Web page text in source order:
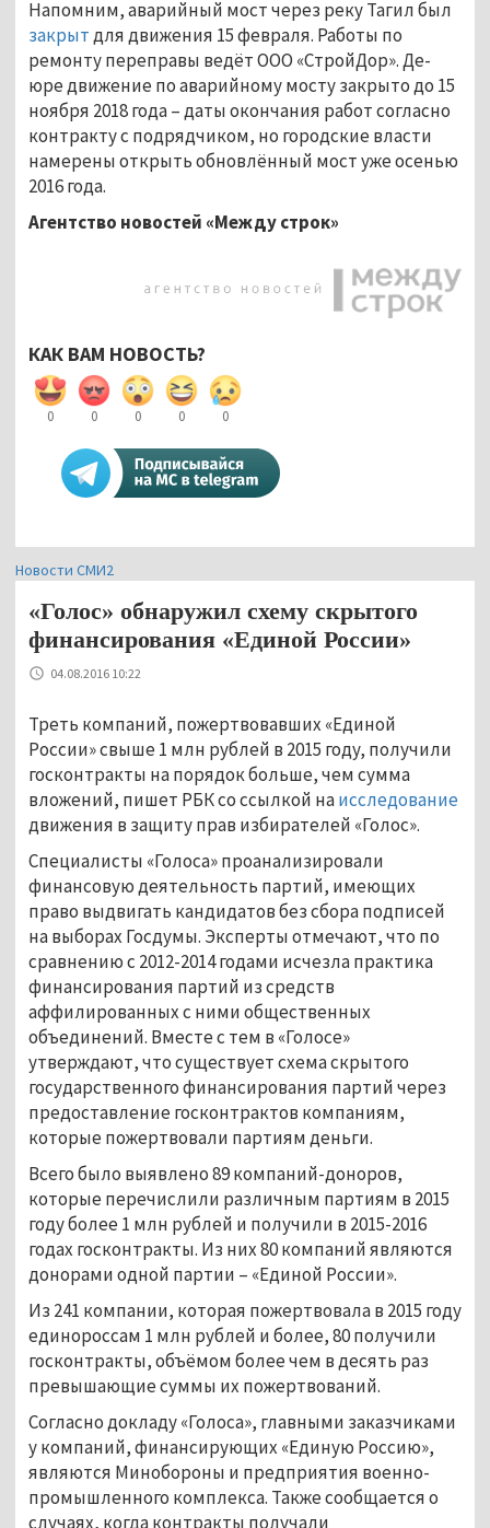
Напомним, аварийный мост через реку Тагил был
закрытдля движения 15 февраля. Работы по
ремонту переправы ведёт ООО «СтройДор». Де-
юре движение по аварийному мосту закрыто до 15
ноября 2018 года – даты окончания работ согласно
контракту с подрядчиком, но городские власти
намерены открыть обновлённый мост уже осенью
2016 года.
Агентство новостей «Между строк»
КАК ВАМ НОВОСТЬ?
0 0 0 0 0
Новости СМИ2
«Голос» обнаружил схему скрытого
финансирования «Единой России»
04.08.2016 10:22
Треть компаний, пожертвовавших «Единой
России» свыше 1 млн рублей в 2015 году, получили
госконтракты на порядок больше, чем сумма
вложений, пишет РБК со ссылкой наисследование
движения в защиту прав избирателей «Голос».
Специалисты «Голоса» проанализировали
финансовую деятельность партий, имеющих
право выдвигать кандидатов без сбора подписей
на выборах Госдумы. Эксперты отмечают, что по
сравнению с 2012-2014 годами исчезла практика
финансирования партий из средств
аффилированных с ними общественных
объединений. Вместе с тем в «Голосе»
утверждают, что существует схема скрытого
государственного финансирования партий через
предоставление госконтрактов компаниям,
которые пожертвовали партиям деньги.
Всего было выявлено 89 компаний-доноров,
которые перечислили различным партиям в 2015
году более 1 млн рублей и получили в 2015-2016
годах госконтракты. Из них 80 компаний являются
донорами одной партии – «Единой России».
Из 241 компании, которая пожертвовала в 2015 году
единороссам 1 млн рублей и более, 80 получили
госконтракты, объёмом более чем в десять раз
превышающие суммы их пожертвований.
Согласно докладу «Голоса», главными заказчиками
у компаний, финансирующих «Единую Россию»,
являются Минобороны и предприятия военно-
промышленного комплекса. Также сообщается о
случаях, когда контракты получали